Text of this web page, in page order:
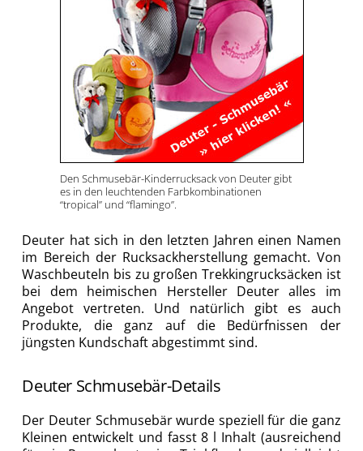
Den Schmusebär-Kinderrucksack von Deuter gibt
es in den leuchtenden Farbkombinationen
“tropical” und “flamingo”.
Deuter hat sich in den letzten Jahren einen Namen
im Bereich der Rucksackherstellung gemacht. Von
Waschbeuteln bis zu großen Trekkingrucksäcken ist
bei dem heimischen Hersteller Deuter alles im
Angebot vertreten. Und natürlich gibt es auch
Produkte, die ganz auf die Bedürfnissen der
jüngsten Kundschaft abgestimmt sind.
Deuter Schmusebär-Details
Der Deuter Schmusebär wurde speziell für die ganz
Kleinen entwickelt und fasst 8 l Inhalt (ausreichend